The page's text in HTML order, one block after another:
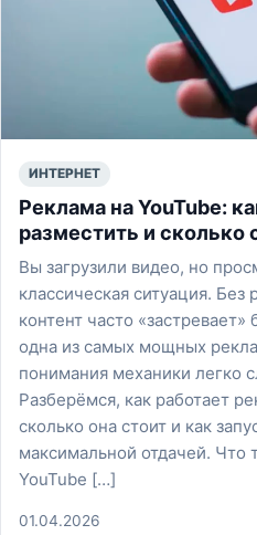
ИНТЕРНЕТ
Реклама на YouTube:
разместить и сколько
Вы загрузили видео, но
классическая ситуация.
контент часто
одна из самых мощных
понимания механики легко
Разберёмся, как работает
сколько она стоит и как
максимальной отдачей. Что
YouTube […]
01.04.2026